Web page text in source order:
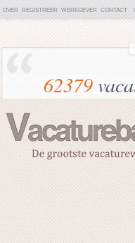
OVER REGISTREER WERKGEVER CONTACT
62379